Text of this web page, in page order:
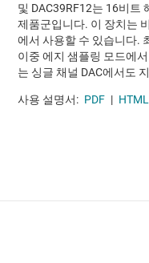
및 DAC39RF12는 16비트
제품군입니다. 이 장치는
에서 사용할 수 있습니다.
이중 에지 샘플링 모드에
는 싱글 채널 DAC에서도
사용 설명서: PDF | HTML